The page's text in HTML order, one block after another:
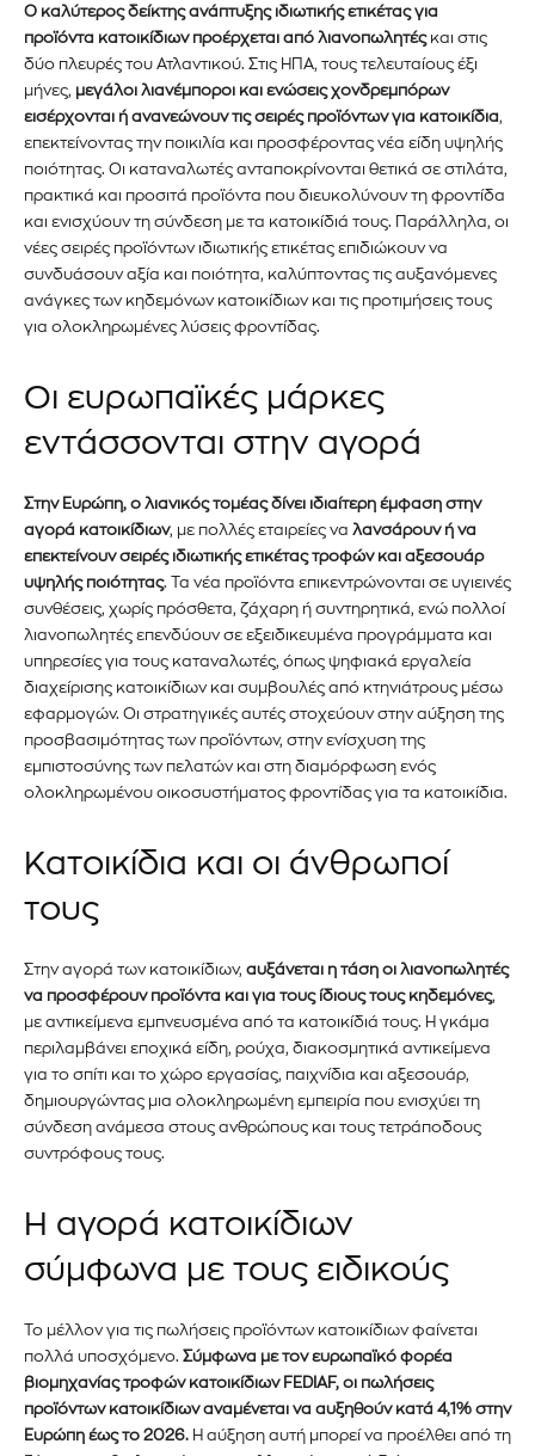
Ο καλύτερος δείκτης ανάπτυξης ιδιωτικής ετικέτας για
προϊόντα κατοικίδιων προέρχεται από λιανοπωλητέςκαι στις
δύο πλευρές του Ατλαντικού. Στις ΗΠΑ, τους τελευταίους έξι
μήνες, μεγάλοι λιανέμποροι και ενώσεις χονδρεμπόρων
εισέρχονται ή ανανεώνουν τις σειρές προϊόντων για κατοικίδια,
επεκτείνοντας την ποικιλία και προσφέροντας νέα είδη υψηλής
ποιότητας. Οι καταναλωτές ανταποκρίνονται θετικά σε στιλάτα,
πρακτικά και προσιτά προϊόντα που διευκολύνουν τη φροντίδα
και ενισχύουν τη σύνδεση με τα κατοικίδιά τους. Παράλληλα, οι
νέες σειρές προϊόντων ιδιωτικής ετικέτας επιδιώκουν να
συνδυάσουν αξία και ποιότητα, καλύπτοντας τις αυξανόμενες
ανάγκες των κηδεμόνων κατοικίδιων και τις προτιμήσεις τους
για ολοκληρωμένες λύσεις φροντίδας.
Οι ευρωπαϊκές μάρκες
εντάσσονται στην αγορά
Στην Ευρώπη, ο λιανικός τομέας δίνει ιδιαίτερη έμφαση στην
αγορά κατοικίδιων, με πολλές εταιρείες να λανσάρουν ή να
επεκτείνουν σειρές ιδιωτικής ετικέτας τροφών και αξεσουάρ
υψηλής ποιότητας. Τα νέα προϊόντα επικεντρώνονται σε υγιεινές
συνθέσεις, χωρίς πρόσθετα, ζάχαρη ή συντηρητικά, ενώ πολλοί
λιανοπωλητές επενδύουν σε εξειδικευμένα προγράμματα και
υπηρεσίες για τους καταναλωτές, όπως ψηφιακά εργαλεία
διαχείρισης κατοικίδιων και συμβουλές από κτηνιάτρους μέσω
εφαρμογών. Οι στρατηγικές αυτές στοχεύουν στην αύξηση της
προσβασιμότητας των προϊόντων, στην ενίσχυση της
εμπιστοσύνης των πελατών και στη διαμόρφωση ενός
ολοκληρωμένου οικοσυστήματος φροντίδας για τα κατοικίδια.
Κατοικίδια και οι άνθρωποί
τους
Στην αγορά των κατοικίδιων, αυξάνεται η τάση οι λιανοπωλητές
να προσφέρουν προϊόντα και για τους ίδιους τους κηδεμόνες,
με αντικείμενα εμπνευσμένα από τα κατοικίδιά τους. Η γκάμα
περιλαμβάνει εποχικά είδη, ρούχα, διακοσμητικά αντικείμενα
για το σπίτι και το χώρο εργασίας, παιχνίδια και αξεσουάρ,
δημιουργώντας μια ολοκληρωμένη εμπειρία που ενισχύει τη
σύνδεση ανάμεσα στους ανθρώπους και τους τετράποδους
συντρόφους τους.
Η αγορά κατοικίδιων
σύμφωνα με τους ειδικούς
Το μέλλον για τις πωλήσεις προϊόντων κατοικίδιων φαίνεται
πολλά υποσχόμενο. Σύμφωνα με τον ευρωπαϊκό φορέα
βιομηχανίας τροφών κατοικίδιων FEDIAF, οι πωλήσεις
προϊόντων κατοικίδιων αναμένεται να αυξηθούν κατά 4,1% στην
Ευρώπη έως το 2026. Η αύξηση αυτή μπορεί να προέλθει από τη